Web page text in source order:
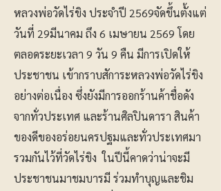
หลวงพ่อวัดไร่ขิง ประจำปี 2569จัดขึ้นตั้งแต่
วันที่ 29มีนาคม ถึง 6 เมษายน 2569 โดย
ตลอดระยะเวลา 9 วัน 9 คืน มีการเปิดให้
ประชาชน เข้ากราบสัการะหลวงพ่อวัดไร่ขิง
อย่างต่อเนื่อง ซึ่งยังมีการออกร้านค้าชื่อดัง
จากทั่วประเทศ และร้านศิลปินดารา สินค้า
ของดีของอร่อยนครปฐมและทั่วประเทศมา
รวมกันไว้ที่วัดไร่ขิง ในปีนี้คาดว่าน่าจะมี
ประชาชนมาชมบารมี ร่วมทำบุญและชิม